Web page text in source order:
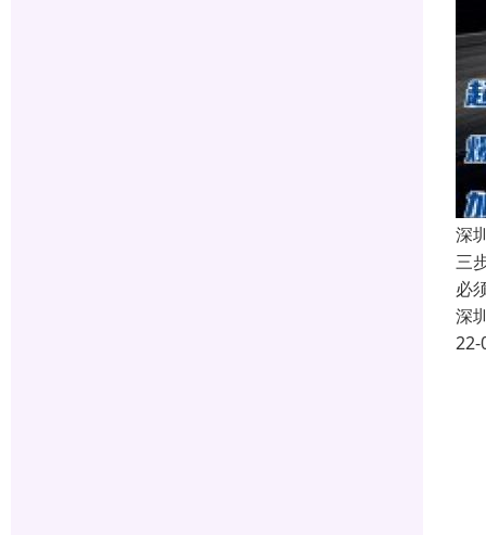
深
三
必
深
22-